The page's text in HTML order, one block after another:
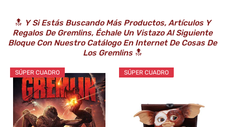
🔝 Y Si Estás Buscando Más Productos, Artículos Y
Regalos De Gremlins, Échale Un Vistazo Al Siguiente
Bloque Con Nuestro Catálogo En Internet De Cosas De
Los Gremlins🔝
SÚPER CUADRO SÚPER CUADRO